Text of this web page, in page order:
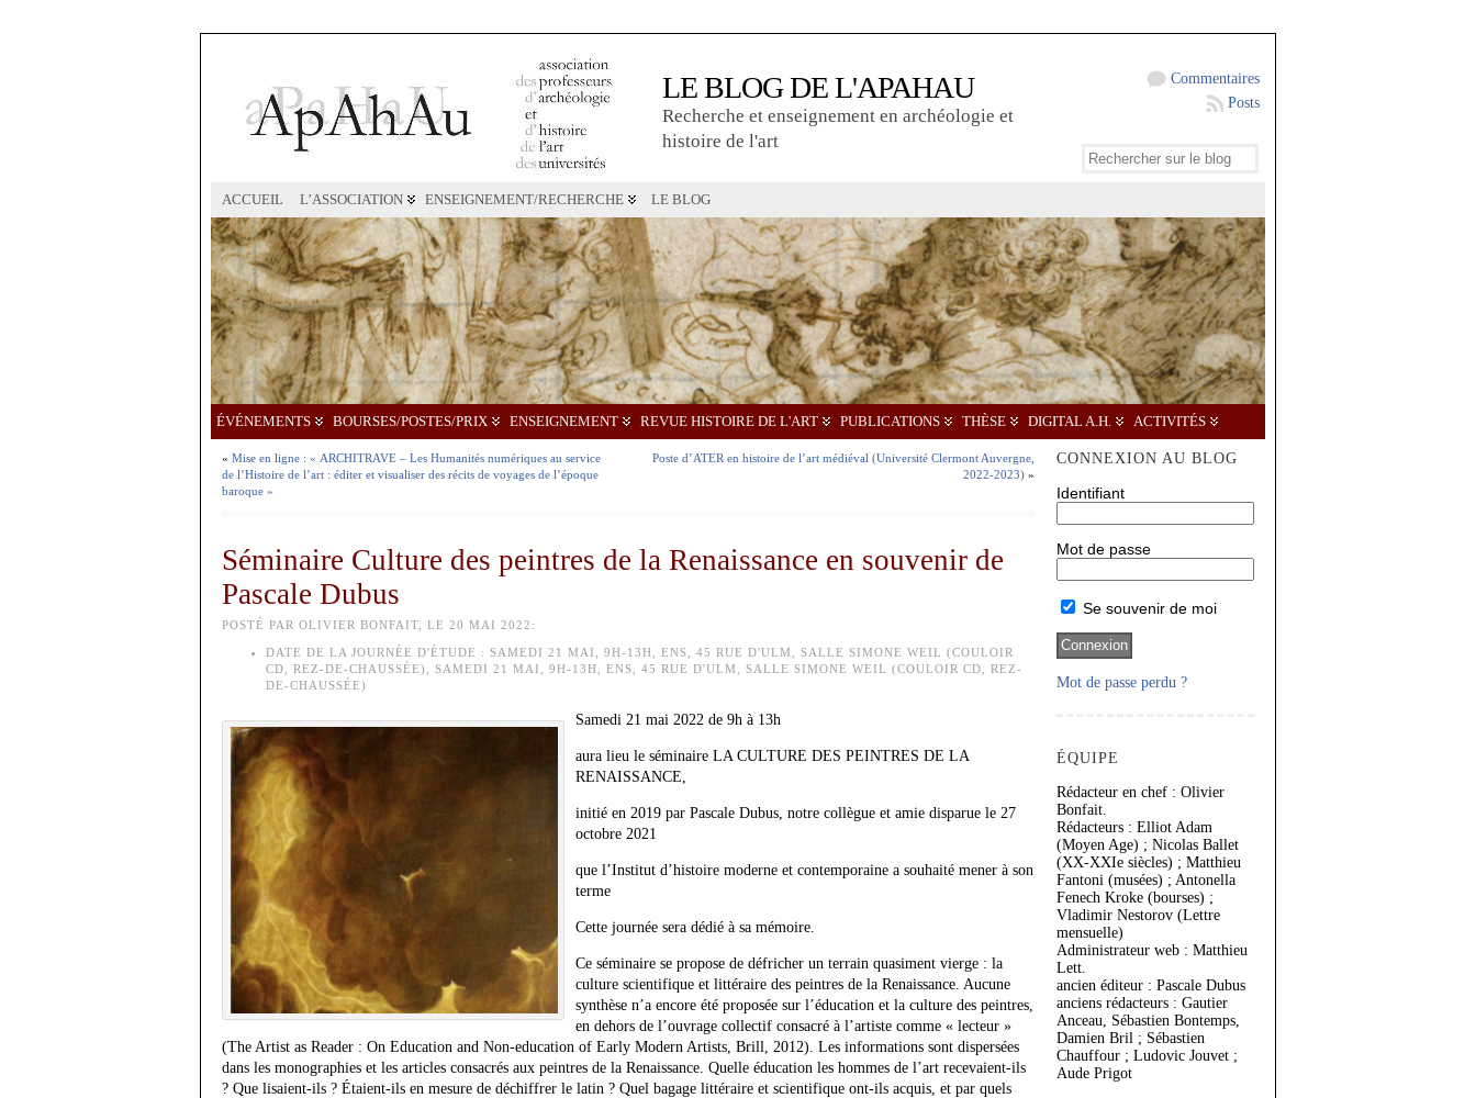
LE BLOG DE L'APAHAU
Recherche et enseignement en archéologie et
histoire de l'art
Commentaires
Posts
ACCUEIL L’ASSOCIATION ENSEIGNEMENT/RECHERCHE LE BLOG
ÉVÉNEMENTS BOURSES/POSTES/PRIX ENSEIGNEMENT REVUE HISTOIRE DE L'ART PUBLICATIONS THÈSE DIGITAL A.H. ACTIVITÉS
« Mise en ligne : « ARCHITRAVE – Les Humanités numériques au service
de l’Histoire de l’art : éditer et visualiser des récits de voyages de l’époque
baroque »
Poste d’ATER en histoire de l’art médiéval (Université Clermont Auvergne,
2022-2023) »
Séminaire Culture des peintres de la Renaissance en souvenir de
Pascale Dubus
POSTÉ PAR OLIVIER BONFAIT, LE 20 MAI 2022:
DATE DE LA JOURNÉE D'ÉTUDE : SAMEDI 21 MAI, 9H-13H, ENS, 45 RUE D'ULM, SALLE SIMONE WEIL (COULOIR
CD, REZ-DE-CHAUSSÉE), SAMEDI 21 MAI, 9H-13H, ENS, 45 RUE D'ULM, SALLE SIMONE WEIL (COULOIR CD, REZ-
DE-CHAUSSÉE)
Samedi 21 mai 2022 de 9h à 13h
aura lieu le séminaire LA CULTURE DES PEINTRES DE LA
RENAISSANCE,
initié en 2019 par Pascale Dubus, notre collègue et amie disparue le 27
octobre 2021
que l’Institut d’histoire moderne et contemporaine a souhaité mener à son
terme
Cette journée sera dédié à sa mémoire.
Ce séminaire se propose de défricher un terrain quasiment vierge : la
culture scientifique et littéraire des peintres de la Renaissance. Aucune
synthèse n’a encore été proposée sur l’éducation et la culture des peintres,
en dehors de l’ouvrage collectif consacré à l’artiste comme « lecteur »
(The Artist as Reader : On Education and Non-education of Early Modern Artists, Brill, 2012). Les informations sont dispersées
dans les monographies et les articles consacrés aux peintres de la Renaissance. Quelle éducation les hommes de l’art recevaient-ils
? Que lisaient-ils ? Étaient-ils en mesure de déchiffrer le latin ? Quel bagage littéraire et scientifique ont-ils acquis, et par quels
CONNEXION AU BLOG
Identifiant
Mot de passe
Se souvenir de moi
Mot de passe perdu ?
ÉQUIPE
Rédacteur en chef : Olivier
Bonfait.
Rédacteurs : Elliot Adam
(Moyen Age) ; Nicolas Ballet
(XX-XXIe siècles) ; Matthieu
Fantoni (musées) ; Antonella
Fenech Kroke (bourses) ;
Vladimir Nestorov (Lettre
mensuelle)
Administrateur web : Matthieu
Lett.
ancien éditeur : Pascale Dubus
anciens rédacteurs : Gautier
Anceau, Sébastien Bontemps,
Damien Bril ; Sébastien
Chauffour ; Ludovic Jouvet ;
Aude Prigot